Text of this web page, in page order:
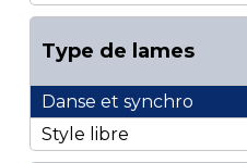
Type de lames
Danse et synchro
Style libre